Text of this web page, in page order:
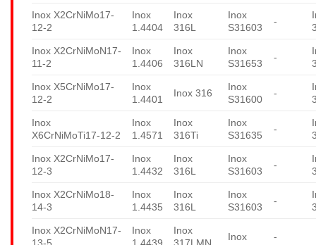
Inox X2CrNiMo17-
12-2
Inox
1.4404
Inox
316L
Inox
S31603
-
Inox X2CrNiMoN17-
11-2
Inox
1.4406
Inox
316LN
Inox
S31653
-
Inox X5CrNiMo17-
12-2
Inox
1.4401
Inox 316
Inox
S31600
-
Inox
X6CrNiMoTi17-12-2
Inox
1.4571
Inox
316Ti
Inox
S31635
-
Inox X2CrNiMo17-
12-3
Inox
1.4432
Inox
316L
Inox
S31603
-
Inox X2CrNiMo18-
14-3
Inox
1.4435
Inox
316L
Inox
S31603
-
Inox X2CrNiMoN17-
Inox
Inox
Inox -